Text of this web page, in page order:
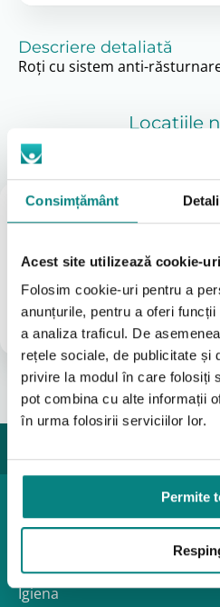
Consimțământ
Acest site utilizează cookie-uri
Folosim cookie-uri pentru a
anunțurile, pentru a oferi
a analiza traficul. De
rețele sociale, de publicitate și
privire la modul în care folosiți
pot combina cu alte informații
în urma folosirii serviciilor lor.
Permite
Descriere detaliată
Roţi cu sistem anti-
Locațiile
Magazin
București
(Vezi Google reviews)
031 8288200
0755631235
info@adapt.ro
Mobilitate
Pozitionare
Igiena